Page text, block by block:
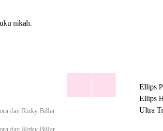
nikah.
Ellips
Ellips
Ultra